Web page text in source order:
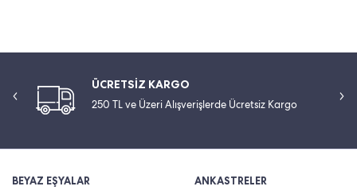
ÜCRETSİZ KARGO
250 TL ve Üzeri Alışverişlerde Ücretsiz Kargo
BEYAZ EŞYALAR ANKASTRELER